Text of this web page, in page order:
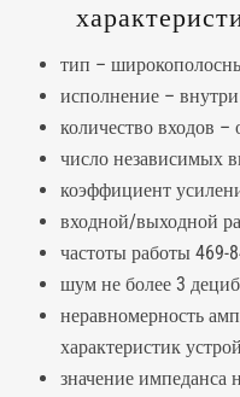
тип –
исполнение –
количество входов –
число независимых
коэффициент
входной/выходной
частоты работы 469-
шум не более 3
неравномерность
характеристик
значение